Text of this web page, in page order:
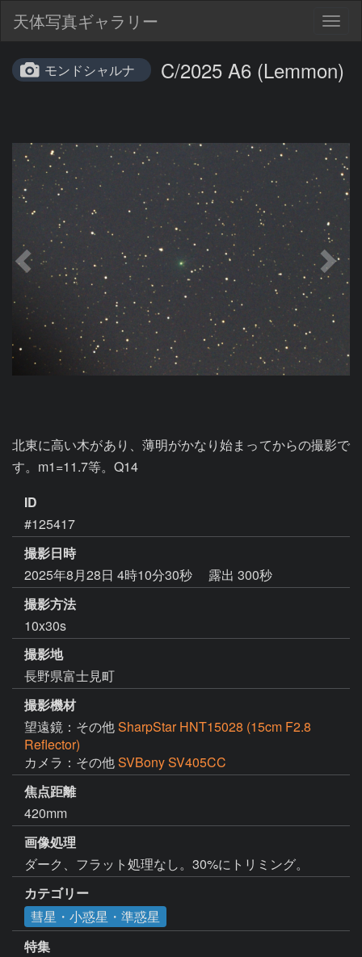
天体写真ギャラリー
モンドシャルナ C/2025 A6 (Lemmon)
北東に高い木があり、薄明がかなり始まってからの撮影で
す。m1=11.7等。Q14
ID
#125417
撮影日時
2025年8月28日 4時10分30秒
露出 300秒
撮影方法
10x30s
撮影地
長野県富士見町
撮影機材
望遠鏡：その他SharpStar HNT15028 (15cm F2.8
Reflector)
カメラ：その他SVBony SV405CC
焦点距離
420mm
画像処理
ダーク、フラット処理なし。30%にトリミング。
カテゴリー
彗星・小惑星・準惑星
特集